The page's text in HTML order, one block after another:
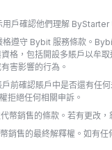
用戶確認他們理解 ByStarter
格遵守 Bybit 服務條款。
格，包括開設多賬戶以牟
害影響的行為。
前確認賬戶中是否還有任
拒絕任何相關申訴。
幣銷售的條款。若有更改，
銷售的最終解釋權。如有任